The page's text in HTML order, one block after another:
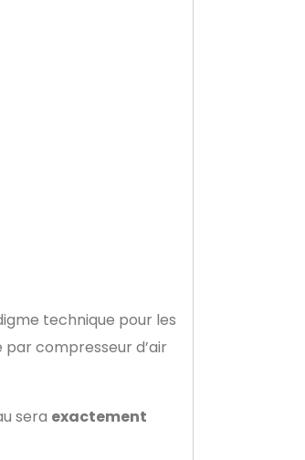
technique pour les
compresseur d’air
sera exactement